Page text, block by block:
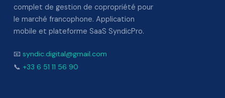
complet de gestion de copropriété pour
le marché francophone. Application
mobile et plateforme SaaS SyndicPro.
📧 syndic.digital@gmail.com
📞 +33 6 51 11 56 90